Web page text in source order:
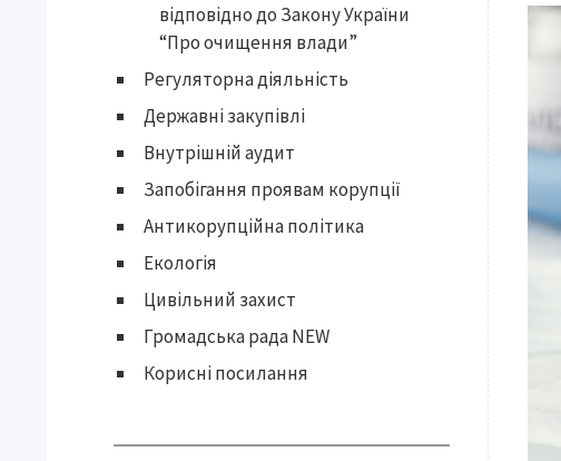
відповідно до Закону України
“Про очищення влади”
Регуляторна діяльність
Державні закупівлі
Внутрішній аудит
Запобігання проявам корупції
Антикорупційна політика
Екологія
Цивільний захист
Громадська рада NEW
Корисні посилання